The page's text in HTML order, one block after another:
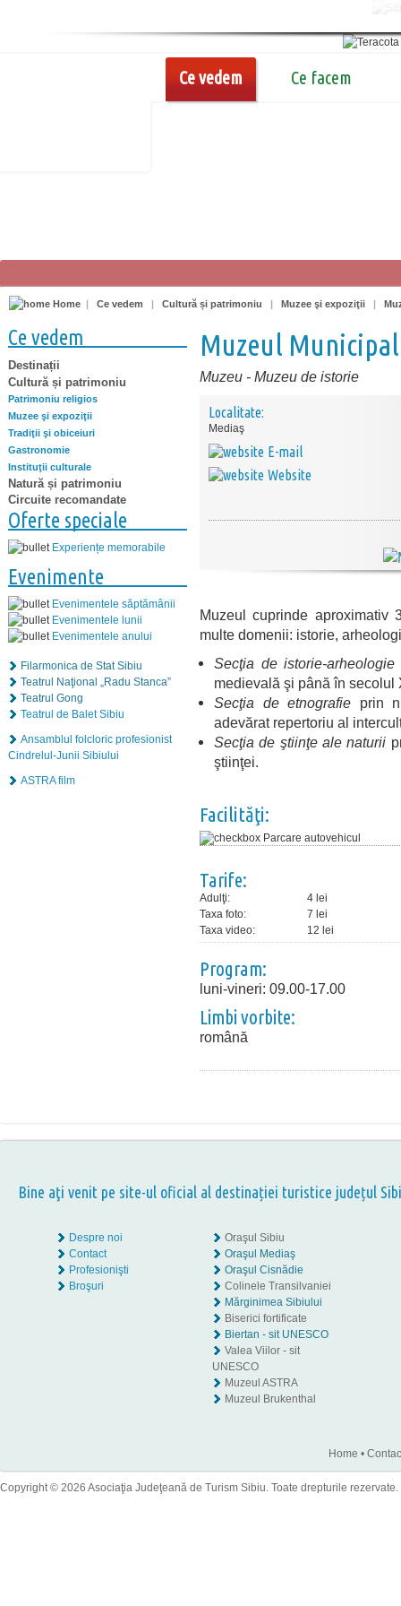
Ce vedem Ce facem
Home | Ce vedem | Cultură și patrimoniu | Muzee şi expoziţii |
Ce vedem
Destinații
Cultură și patrimoniu
Patrimoniu religios
Muzee şi expoziţii
Tradiţii şi obiceiuri
Gastronomie
Instituţii culturale
Natură și patrimoniu
Circuite recomandate
Oferte speciale
Experiențe memorabile
Evenimente
Evenimentele săptămânii
Evenimentele lunii
Evenimentele anului
Filarmonica de Stat Sibiu
Teatrul Naţional „Radu Stanca”
Teatrul Gong
Teatrul de Balet Sibiu
Ansamblul folcloric profesionist
Cindrelul-Junii Sibiului
ASTRA film
Muzeul
Muzeu - Muzeu de istorie
Localitate:
Mediaş
E-mail
Website
Muzeul cuprinde aproximativ
multe domenii: istorie,
Secţia de istorie-arheologie
medievală şi până în secolul
Secţia de etnografie prin
adevărat repertoriu al
Secţia de ştiinţe ale naturii
ştiinţei.
Facilităţi:
Parcare autovehicul
Tarife:
Adulţi:
4 lei
Taxa foto:
7 lei
Taxa video:
12 lei
Program:
luni-vineri: 09.00-17.00
Limbi vorbite:
română
Bine aţi venit pe site-ul oficial al destinației turistice județul
Despre noi
Contact
Profesionişti
Broşuri
Oraşul Sibiu
Oraşul Mediaş
Oraşul Cisnădie
Colinele Transilvaniei
Mărginimea Sibiului
Biserici fortificate
Biertan - sit UNESCO
Valea Viilor - sit
UNESCO
Muzeul ASTRA
Muzeul Brukenthal
Home •
Copyright © 2026 Asociaţia Judeţeană de Turism Sibiu. Toate drepturile rezervate.